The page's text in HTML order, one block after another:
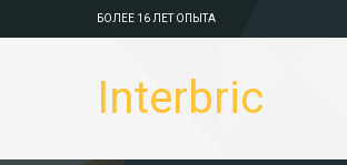
БОЛЕЕ 16 ЛЕТ ОПЫТА
Interbric